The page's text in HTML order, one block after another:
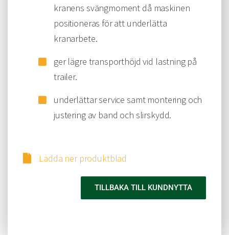
kranens svängmoment då maskinen
positioneras för att underlätta
kranarbete.
ger lägre transporthöjd vid lastning på
trailer.
underlättar service samt montering och
justering av band och slirskydd.
Ladda ner produktblad
TILLBAKA TILL KUNDNYTTA